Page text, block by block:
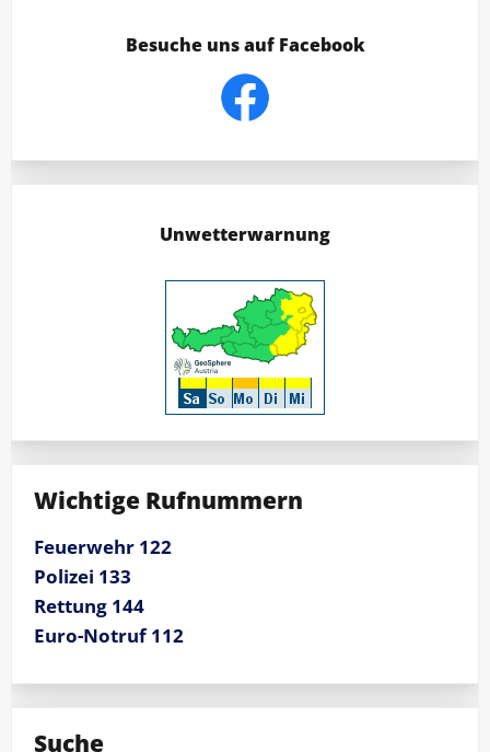
Besuche uns auf Facebook
Unwetterwarnung
Wichtige Rufnummern
Feuerwehr 122
Polizei 133
Rettung 144
Euro-Notruf 112
Suche